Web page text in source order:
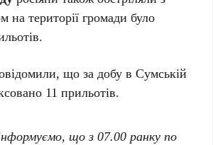
на території громади було
що за добу в Сумській
11 прильотів.
що з 07.00 ранку по